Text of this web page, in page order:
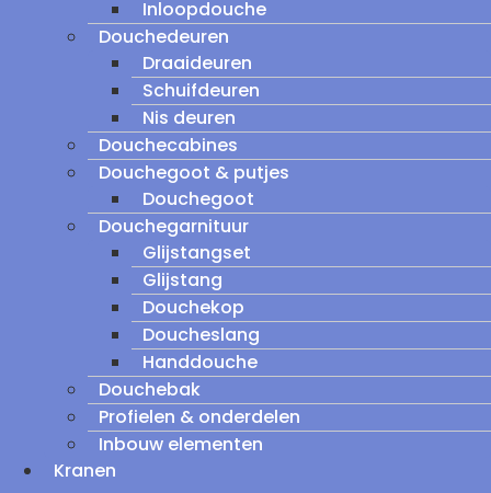
Inloopdouche
Douchedeuren
Draaideuren
Schuifdeuren
Nis deuren
Douchecabines
Douchegoot & putjes
Douchegoot
Douchegarnituur
Glijstangset
Glijstang
Douchekop
Doucheslang
Handdouche
Douchebak
Profielen & onderdelen
Inbouw elementen
Kranen